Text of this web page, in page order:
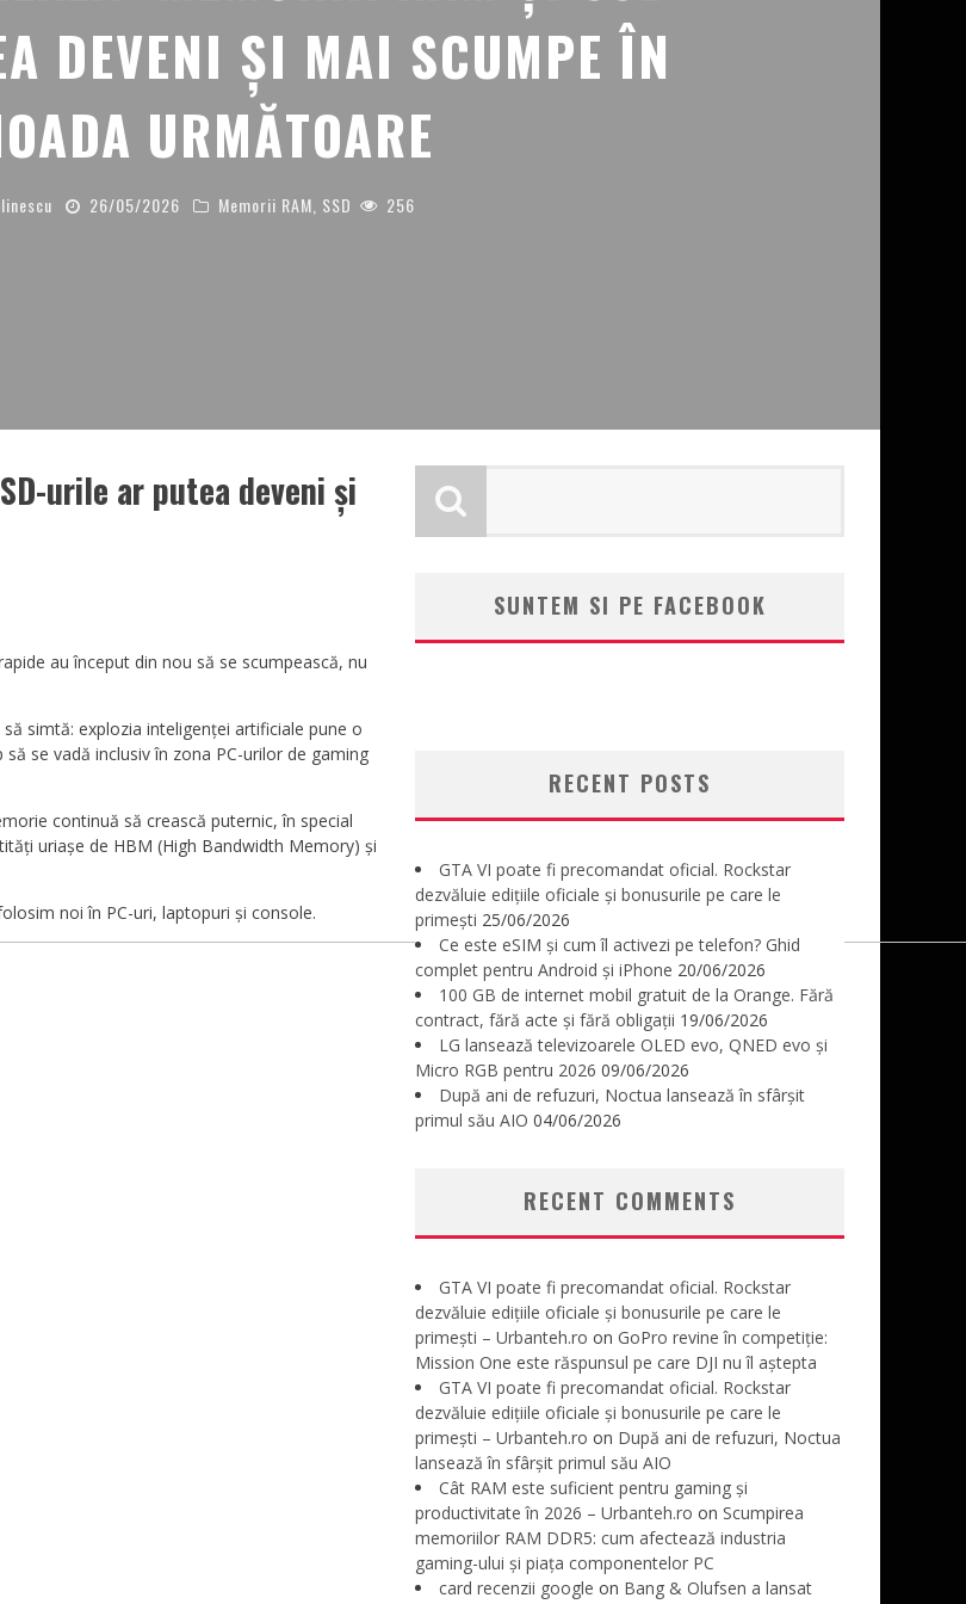
DEVENI ȘI MAI SCUMPE ÎN
URMĂTOARE
26/05/2026 Memorii RAM SSD 256
urile ar putea deveni și
au început din nou să se scumpească, nu
simtă: explozia inteligenței artificiale pune o
se vadă inclusiv în zona PC-urilor de gaming
continuă să crească puternic, în special
uriașe de HBM (High Bandwidth Memory) și
noi în PC-uri, laptopuri și console.
SUNTEM SI PE FACEBOOK
RECENT POSTS
GTA VI poate fi precomandat oficial. Rockstar
dezvăluie edițiile oficiale și bonusurile pe care le
primești 25/06/2026
Ce este eSIM și cum îl activezi pe telefon? Ghid
complet pentru Android și iPhone 20/06/2026
100 GB de internet mobil gratuit de la Orange. Fără
contract, fără acte și fără obligații 19/06/2026
LG lansează televizoarele OLED evo, QNED evo și
Micro RGB pentru 2026 09/06/2026
După ani de refuzuri, Noctua lansează în sfârșit
primul său AIO 04/06/2026
RECENT COMMENTS
GTA VI poate fi precomandat oficial. Rockstar
dezvăluie edițiile oficiale și bonusurile pe care le
primești – Urbanteh.ro on GoPro revine în competiție:
Mission One este răspunsul pe care DJI nu îl aștepta
GTA VI poate fi precomandat oficial. Rockstar
dezvăluie edițiile oficiale și bonusurile pe care le
primești – Urbanteh.ro on După ani de refuzuri, Noctua
lansează în sfârșit primul său AIO
Cât RAM este suficient pentru gaming și
productivitate în 2026 – Urbanteh.ro on Scumpirea
memoriilor RAM DDR5: cum afectează industria
gaming-ului și piața componentelor PC
card recenzii google on Bang & Olufsen a lansat